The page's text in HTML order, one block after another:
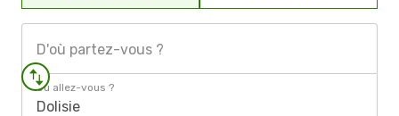
D'où partez-vous ?
Où allez-vous ?
Dolisie